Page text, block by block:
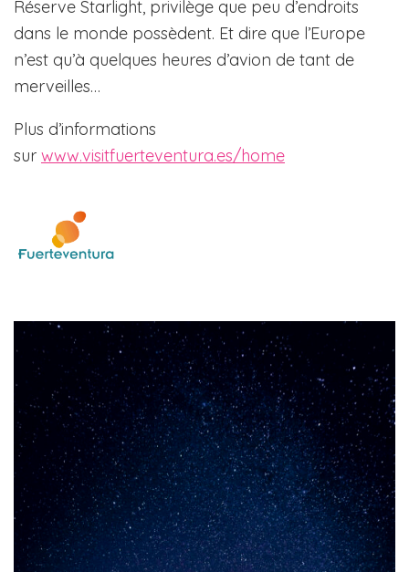
Réserve Starlight, privilège que peu d’endroits
dans le monde possèdent. Et dire que l’Europe
n’est qu’à quelques heures d’avion de tant de
merveilles…
Plus d’informations
sur www.visitfuerteventura.es/home